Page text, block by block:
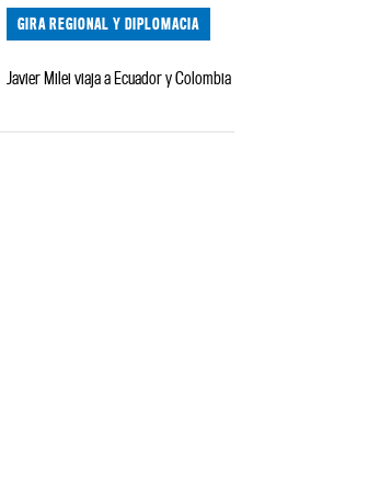
GIRA REGIONAL Y DIPLOMACIA
Javier Milei viaja a Ecuador y Colombia